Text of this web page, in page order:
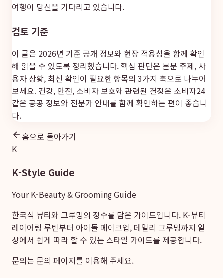
여행이 당신을 기다리고 있습니다.
검토 기준
이 글은 2026년 기준 공개 정보와 현장 적용성을 함께 확인
해 읽을 수 있도록 정리했습니다. 핵심 판단은 본문 주제, 사
용자 상황, 최신 확인이 필요한 항목의 3가지 축으로 나누어
보세요. 건강, 안전, 소비자 보호와 관련된 결정은 소비자24
같은 공공 정보와 전문가 안내를 함께 확인하는 편이 좋습니
다.
홈으로 돌아가기
K
K-Style Guide
Your K-Beauty & Grooming Guide
한국식 뷰티와 그루밍의 정수를 담은 가이드입니다. K-뷰티
레이어링 루틴부터 아이돌 메이크업, 데일리 그루밍까지 일
상에서 쉽게 따라 할 수 있는 스타일 가이드를 제공합니다.
문의는 문의 페이지를 이용해 주세요.